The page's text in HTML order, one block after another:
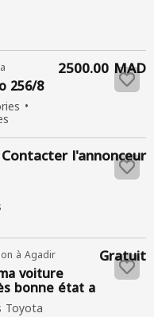
256/8
2500.00 MAD
Contacter l'annonceur
à Agadir
voiture
bonne état a
Toyota
Gratuit